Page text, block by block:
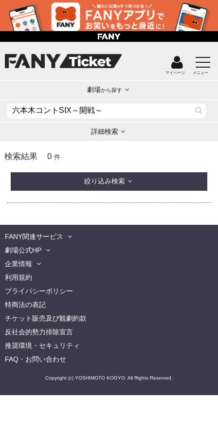
マイページ メニュー
劇場から探す
詳細検索
検索結果 0 件
絞り込み検索
FANY関連サービス
劇場公式HP
企業情報
利用規約
プライバシーポリシー
特商法の表記
チケット販売及び観劇約款
反社会的勢力排除宣言
推奨環境・セキュリティ
FAQ・お問い合わせ
Copyright (c) YOSHIMOTO KOGYO. All Rights Reserved.